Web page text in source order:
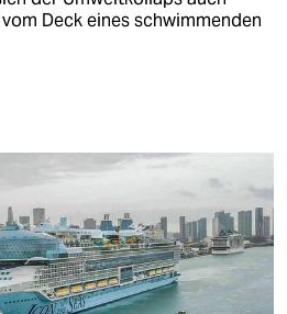
Deck eines schwimmenden